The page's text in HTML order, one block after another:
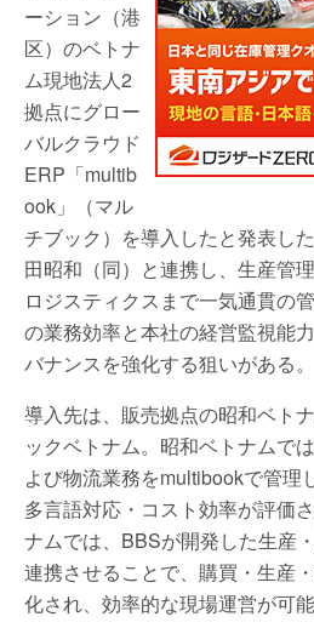
ーション（港
区）のベトナ
ム現地法人2
拠点にグロー
バルクラウド
ERP「multib
ook」（マル
チブック）を導入したと発表し
田昭和（同）と連携し、生産管
ロジスティクスまで一気通貫の
の業務効率と本社の経営監視能
バナンスを強化する狙いがある。
導入先は、販売拠点の昭和ベト
ックベトナム。昭和ベトナムで
よび物流業務をmultibookで管理
多言語対応・コスト効率が評価
ナムでは、BBSが開発した生産
連携させることで、購買・生産
化され、効率的な現場運営が可能